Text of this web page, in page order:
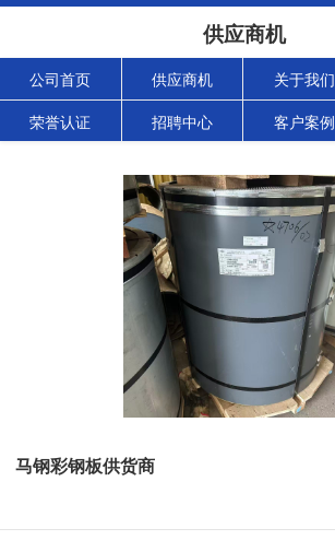
供应商机
公司首页 供应商机 关于我们
荣誉认证 招聘中心 客户案例
马钢彩钢板供货商